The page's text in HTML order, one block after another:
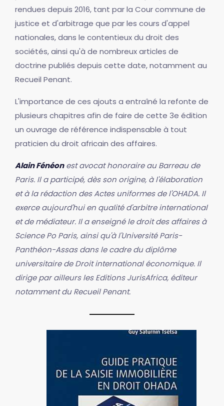
rendues depuis 2016, tant par la Cour commune de
justice et d'arbitrage que par les cours d'appel
nationales, dans le contentieux du droit des
sociétés, ainsi qu'à de nombreux articles de
doctrine publiés depuis cette date, notamment au
Recueil Penant.
L'importance de ces ajouts a entraîné la refonte de
plusieurs chapitres afin de faire de cette 3e édition
un ouvrage de référence indispensable à tout
praticien du droit africain des affaires.
Alain Fénéonest avocat honoraire au Barreau de
Paris. Il a participé, dès son origine, à l'élaboration
et à la rédaction des Actes uniformes de l'OHADA. Il
exerce aujourd'hui en qualité d'arbitre international
et de médiateur. Il a enseigné le droit des affaires à
Science Po Paris, ainsi qu'à l'Université Paris-
Panthéon-Assas dans le cadre du diplôme
universitaire de Droit international économique. Il
dirige par ailleurs les Editions JurisAfrica, éditeur
notamment du Recueil Penant.